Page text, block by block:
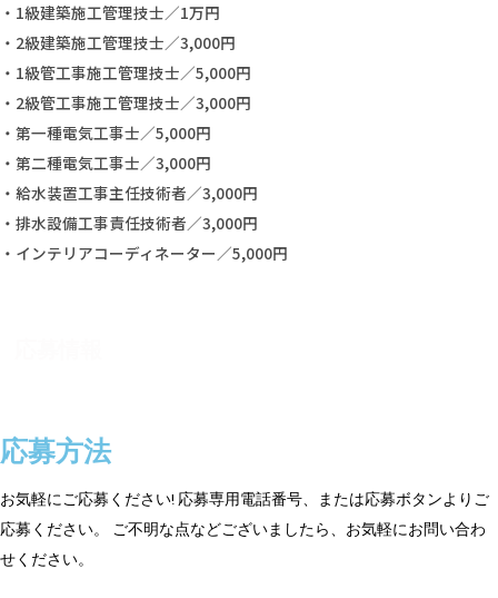
・1級建築施工管理技士／1万円
・2級建築施工管理技士／3,000円
・1級管工事施工管理技士／5,000円
・2級管工事施工管理技士／3,000円
・第一種電気工事士／5,000円
・第二種電気工事士／3,000円
・給水装置工事主任技術者／3,000円
・排水設備工事責任技術者／3,000円
・インテリアコーディネーター／5,000円
応募方法
お気軽にご応募ください! 応募専用電話番号、または応募ボタンよりご
応募ください。 ご不明な点などございましたら、お気軽にお問い合わ
せください。